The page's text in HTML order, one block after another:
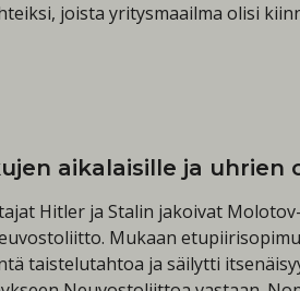
joista yritysmaailma olisi
aikalaisille ja uhrien
Hitler ja Stalin jakoivat
Mukaan
taistelutahtoa ja säilytti